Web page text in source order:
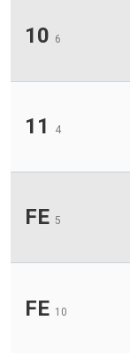
10 6
11 4
FE 5
FE 10